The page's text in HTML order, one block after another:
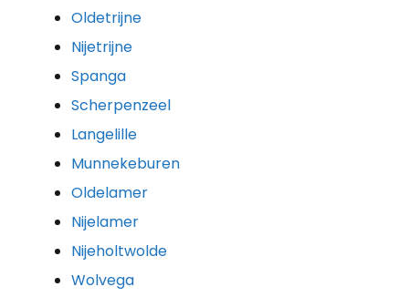
Oldetrijne
Nijetrijne
Spanga
Scherpenzeel
Langelille
Munnekeburen
Oldelamer
Nijelamer
Nijeholtwolde
Wolvega